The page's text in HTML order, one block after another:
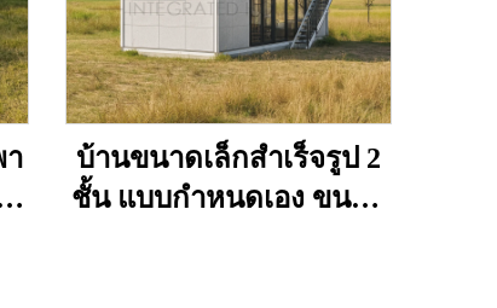
บ้านขนาดเล็กสำเร็จรูป 2
ชั้น แบบกำหนดเอง ขนาด